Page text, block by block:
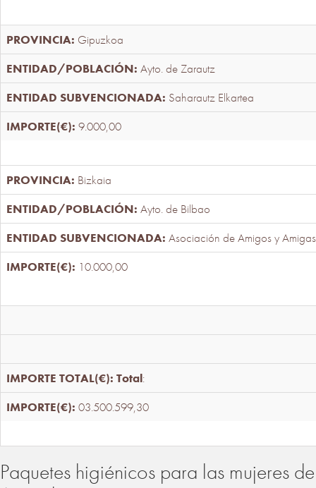
Gipuzkoa
Ayto. de Zarautz
Saharautz Elkartea
9.000,00
Bizkaia
Ayto. de Bilbao
Asociación de Amigos y
10.000,00
Total:
03.500.599,30
Paquetes higiénicos para las mujeres